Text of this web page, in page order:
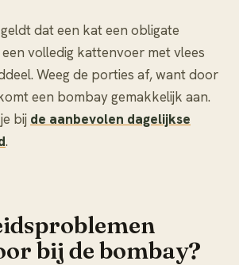
dat een kat een obligate
volledig kattenvoer met vlees
Weeg de porties af, want door
een bombay gemakkelijk aan.
bij de aanbevolen dagelijkse
.
bij de bombay?